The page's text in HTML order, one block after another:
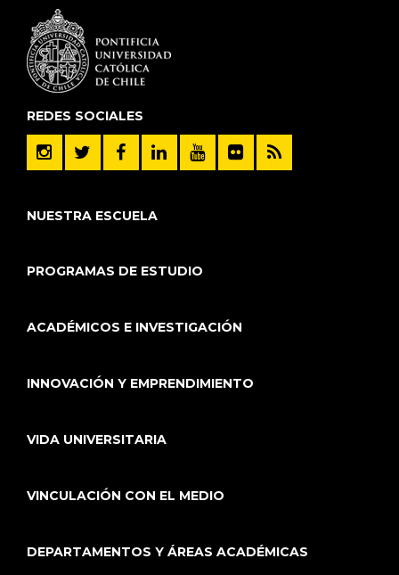
REDES SOCIALES
NUESTRA ESCUELA
PROGRAMAS DE ESTUDIO
ACADÉMICOS E INVESTIGACIÓN
INNOVACIÓN Y EMPRENDIMIENTO
VIDA UNIVERSITARIA
VINCULACIÓN CON EL MEDIO
DEPARTAMENTOS Y ÁREAS ACADÉMICAS